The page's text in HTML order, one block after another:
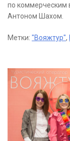
по коммерческим
Антоном Шахом.
Метки: "Вояжтур",